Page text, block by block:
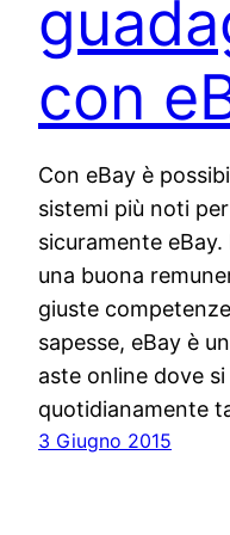
con
Con eBay è
sistemi più noti
sicuramente
una buona
giuste
sapesse, eBay è
aste online dove
quotidianamente
3 Giugno 2015